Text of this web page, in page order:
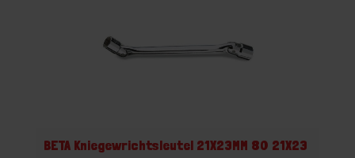
BETA Kniegewrichtsleutel 21X23MM 80 21X23